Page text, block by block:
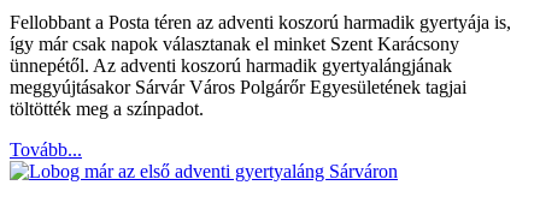
Fellobbant a Posta téren az adventi koszorú harmadik gyertyája is,
így már csak napok választanak el minket Szent Karácsony
ünnepétől. Az adventi koszorú harmadik gyertyalángjának
meggyújtásakor Sárvár Város Polgárőr Egyesületének tagjai
töltötték meg a színpadot.
Tovább...